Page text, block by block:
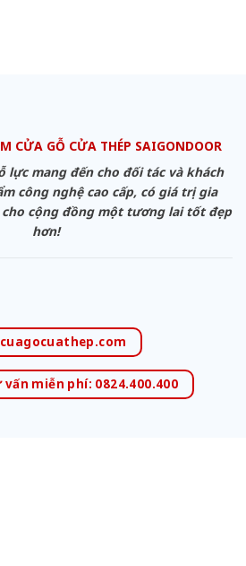
CỬA GỖ CỬA THÉP SAIGONDOOR
lực mang đến cho đối tác và khách
công nghệ cao cấp, có giá trị gia
cộng đồng một tương lai tốt đẹp
hơn!
miễn phí: 0824.400.400